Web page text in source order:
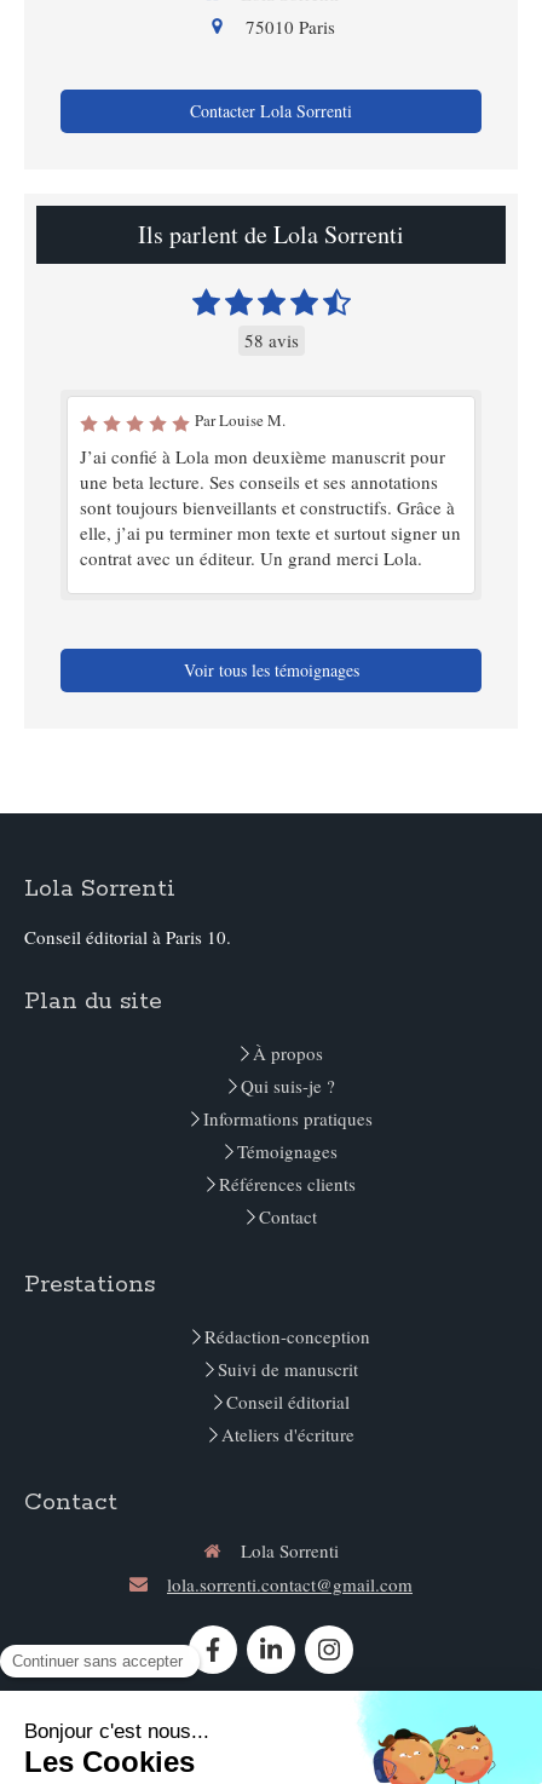
75010 Paris
Contacter Lola Sorrenti
Ils parlent de Lola Sorrenti
58 avis
Par Louise M.
J’ai confié à Lola mon deuxième manuscrit pour
une beta lecture. Ses conseils et ses annotations
sont toujours bienveillants et constructifs. Grâce à
elle, j’ai pu terminer mon texte et surtout signer un
contrat avec un éditeur. Un grand merci Lola.
Voir tous les témoignages
Lola Sorrenti
Conseil éditorial à Paris 10.
Plan du site
À propos
Qui suis-je ?
Informations pratiques
Témoignages
Références clients
Contact
Prestations
Rédaction-conception
Suivi de manuscrit
Conseil éditorial
Ateliers d'écriture
Contact
Lola Sorrenti
lola.sorrenti.contact@gmail.com